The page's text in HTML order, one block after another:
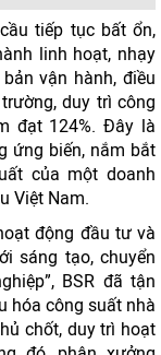
tiếp tục bất ổn,
linh hoạt, nhạy
vận hành, điều
duy trì công
đạt 124%. Đây là
ứng biến, nắm bắt
của một doanh
Việt Nam.
động đầu tư và
sáng tạo, chuyển
BSR đã tận
hóa công suất nhà
chốt, duy trì hoạt